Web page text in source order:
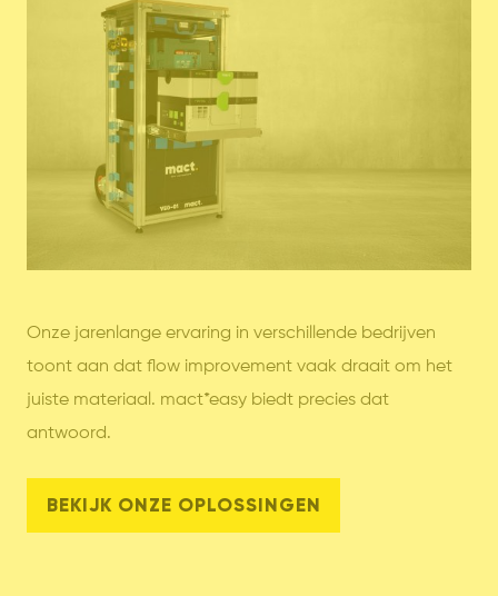
Onze jarenlange ervaring in verschillende bedrijven
toont aan dat flow improvement vaak draait om het
juiste materiaal. mact*easy biedt precies dat
antwoord.
BEKIJK ONZE OPLOSSINGEN